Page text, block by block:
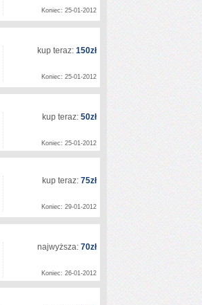
Koniec: 25-01-2012
kup teraz: 150zł
Koniec: 25-01-2012
kup teraz: 50zł
Koniec: 25-01-2012
kup teraz: 75zł
Koniec: 29-01-2012
najwyższa: 70zł
Koniec: 26-01-2012